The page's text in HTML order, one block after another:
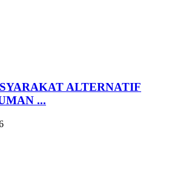
ALTERNATIF
...